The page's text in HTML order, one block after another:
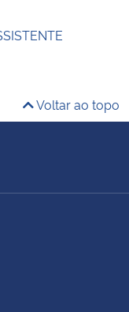
Voltar ao topo